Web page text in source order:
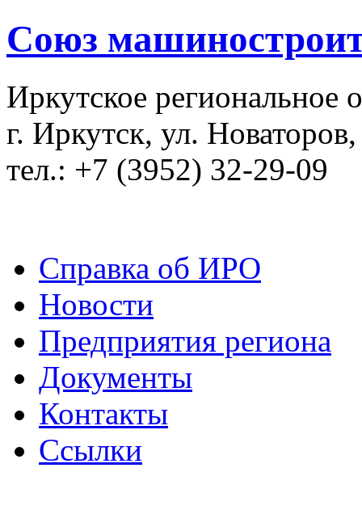
Союз
Иркутское региональное
г. Иркутск, ул.
тел.: +7 (3952) 32-29-09
Справка об ИРО
Новости
Предприятия региона
Документы
Контакты
Ссылки